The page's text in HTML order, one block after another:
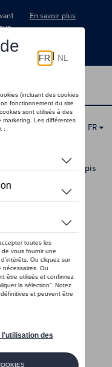
En savoir plus
FR
et protection >Tapis
set